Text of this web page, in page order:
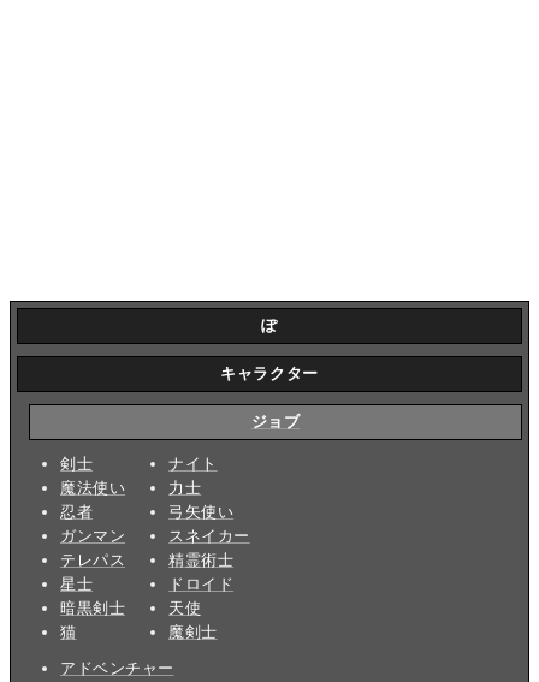
ぽ
キャラクター
ジョブ
剣士
魔法使い
忍者
ガンマン
テレパス
星士
暗黒剣士
猫
ナイト
力士
弓矢使い
スネイカー
精霊術士
ドロイド
天使
魔剣士
アドベンチャー